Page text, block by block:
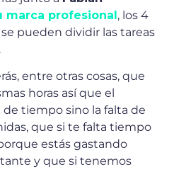
marca profesional, los 4
pueden dividir las tareas
entre otras cosas, que
horas así que el
tiempo sino la falta de
que si te falta tiempo
estás gastando
y que si tenemos